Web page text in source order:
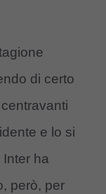
di certo
e lo si
Inter ha
però, per